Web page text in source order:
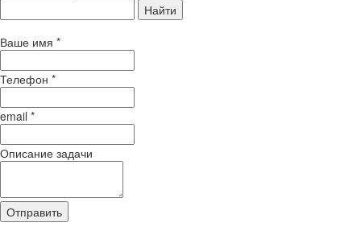
Найти
Ваше имя *
Телефон *
email *
Описание задачи
Отправить